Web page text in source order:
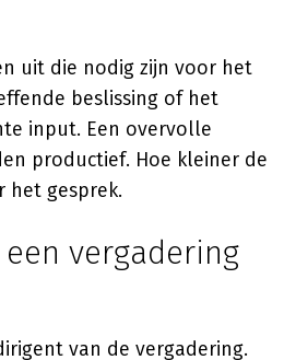
uit die nodig zijn voor het
beslissing of het
input. Een overvolle
productief. Hoe kleiner de
het gesprek.
vergadering
van de vergadering.